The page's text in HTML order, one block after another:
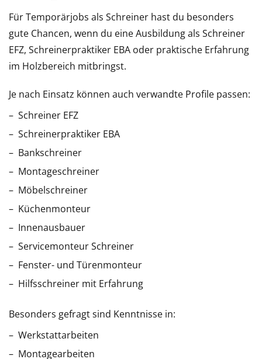
Für Temporärjobs als Schreiner hast du besonders
gute Chancen, wenn du eine Ausbildung als Schreiner
EFZ, Schreinerpraktiker EBA oder praktische Erfahrung
im Holzbereich mitbringst.
Je nach Einsatz können auch verwandte Profile passen:
Schreiner EFZ
Schreinerpraktiker EBA
Bankschreiner
Montageschreiner
Möbelschreiner
Küchenmonteur
Innenausbauer
Servicemonteur Schreiner
Fenster- und Türenmonteur
Hilfsschreiner mit Erfahrung
Besonders gefragt sind Kenntnisse in:
Werkstattarbeiten
Montagearbeiten